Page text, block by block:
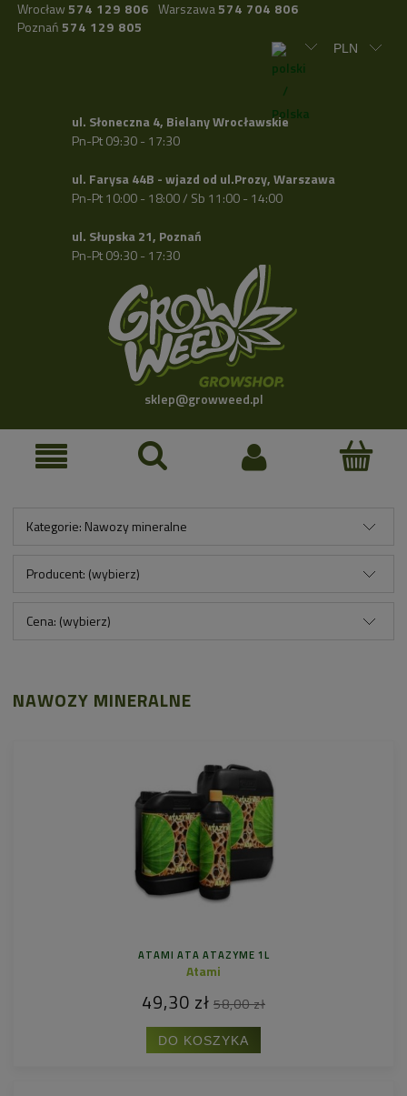
Wrocław 574 129 806 Warszawa574 704 806
Poznań 574 129 805
ul. Słoneczna 4, Bielany Wrocławskie
Pn-Pt 09:30 - 17:30
ul. Farysa 44B - wjazd od ul.Prozy, Warszawa
Pn-Pt 10:00 - 18:00 / Sb 11:00 - 14:00
ul. Słupska 21, Poznań
Pn-Pt 09:30 - 17:30
sklep@growweed.pl
Kategorie: Nawozy mineralne
Producent: (wybierz)
Cena: (wybierz)
NAWOZY MINERALNE
ATAMI ATA ATAZYME 1L
Atami
49,30 zł 58,00 zł
DO KOSZYKA